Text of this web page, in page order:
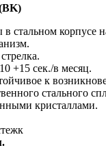
стальном корпусе
+15 сек./в месяц.
к
стального
кристаллами.